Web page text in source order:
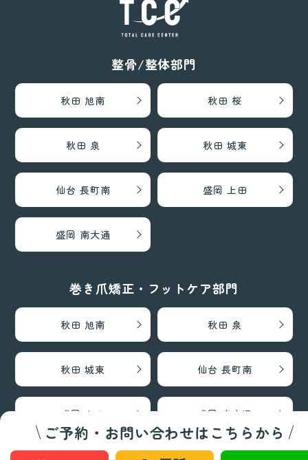
ご予約・お問い合わせはこちらから
整骨/整体部門
秋田 旭南 秋田 桜
秋田 泉 秋田 城東
仙台 長町南 盛岡 上田
盛岡 南大通
巻き爪矯正・フットケア部門
秋田 旭南 秋田 泉
秋田 城東 仙台 長町南
盛岡 上田 盛岡 南大通